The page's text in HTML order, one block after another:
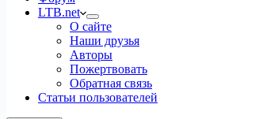
LTB.net
О сайте
Наши друзья
Авторы
Пожертвовать
Обратная связь
Статьи пользователей